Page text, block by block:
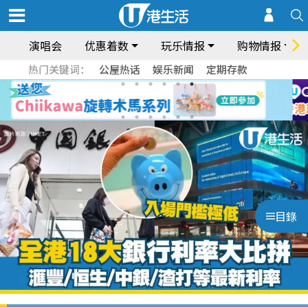
演唱会 优惠着数 玩乐情报 购物情报
热门关键词： 公屋热话 娱乐新闻 定期存款
目錄